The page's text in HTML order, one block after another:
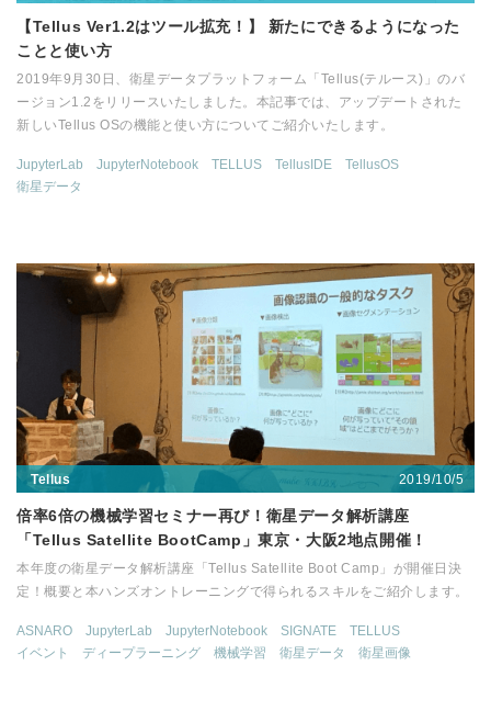
【Tellus Ver1.2はツール拡充！】 新たにできるようになった
ことと使い方
2019年9月30日、衛星データプラットフォーム「Tellus(テルース)」のバ
ージョン1.2をリリースいたしました。本記事では、アップデートされた
新しいTellus OSの機能と使い方についてご紹介いたします。
JupyterLab JupyterNotebook TELLUS TellusIDE
TellusOS
衛星データ
Tellus 2019/10/5
倍率6倍の機械学習セミナー再び！衛星データ解析講座
「Tellus Satellite BootCamp」東京・大阪2地点開催！
本年度の衛星データ解析講座「Tellus Satellite Boot Camp」が開催日決
定！概要と本ハンズオントレーニングで得られるスキルをご紹介します。
ASNARO JupyterLab JupyterNotebook SIGNATE
TELLUS
イベント
ディープラーニング 機械学習 衛星データ 衛星画像